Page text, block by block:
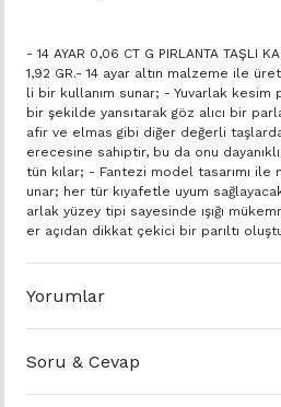
- 14 AYAR 0,06 CT G PIRLANTA TAŞLI
1,92 GR.- 14 ayar altın malzeme ile
li bir kullanım sunar; - Yuvarlak kesim
bir şekilde yansıtarak göz alıcı bir
afir ve elmas gibi diğer değerli
erecesine sahiptir, bu da onu
tün kılar; - Fantezi model tasarımı ile
unar; her tür kıyafetle uyum
arlak yüzey tipi sayesinde ışığı
er açıdan dikkat çekici bir parıltı
Yorumlar
Soru & Cevap